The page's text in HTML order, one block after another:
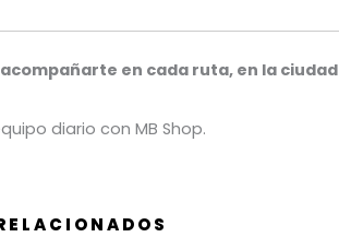
en cada ruta, en la ciudad
diario con MB Shop.